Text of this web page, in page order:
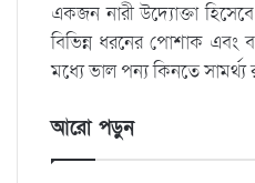
একজন নারী উদ্যোক্তা
বিভিন্ন ধরনের পোশাক এবং
মধ্যে ভাল পন্য কিনতে সামর্থ্য
আরো পড়ুন